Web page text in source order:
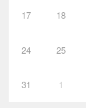
17 18
24 25
31 1